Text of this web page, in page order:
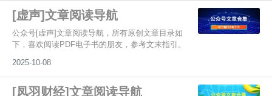
[虚声]文章阅读导航
公众号[虚声]文章阅读导航，所有原创文章目录如
下，喜欢阅读PDF电子书的朋友，参考文末指引。
2025-10-08
[凤羽财经]文章阅读导航